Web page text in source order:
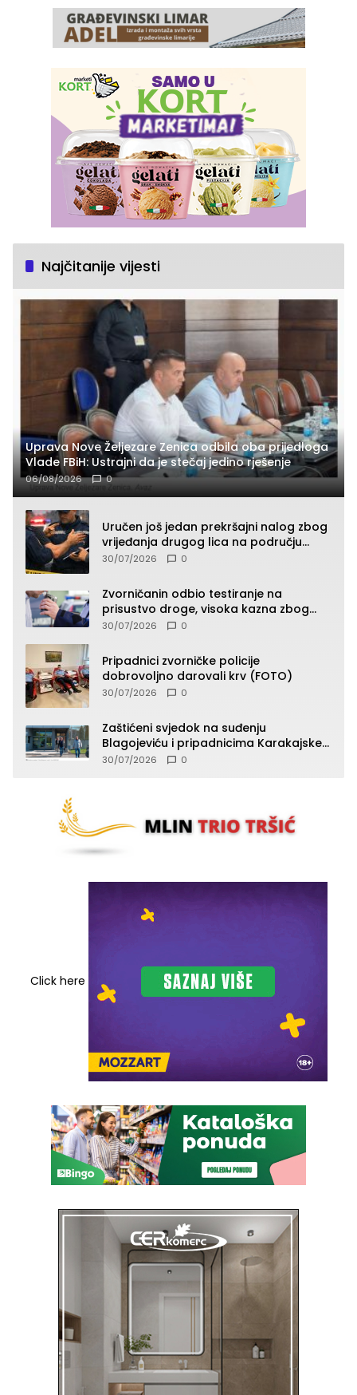
Najčitanije vijesti
Uprava Nove Željezare Zenica odbila oba prijedloga
Vlade FBiH: Ustrajni da je stečaj jedino rješenje
06/08/2026 0
Uručen još jedan prekršajni nalog zbog
vrijeđanja drugog lica na području
Zvornika
30/07/2026 0
Zvorničanin odbio testiranje na
prisustvo droge, visoka kazna zbog
kršenja Zakona o osnovama
30/07/2026 0
Pripadnici zvorničke policije
dobrovoljno darovali krv (FOTO)
30/07/2026 0
Zaštićeni svjedok na suđenju
Blagojeviću i pripadnicima Karakajske
čete potvrdio da je od komande tražio
30/07/2026 0
Click here